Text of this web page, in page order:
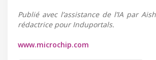
Publié avec l’assistance de l’IA par
rédactrice pour Induportals.
www.microchip.com